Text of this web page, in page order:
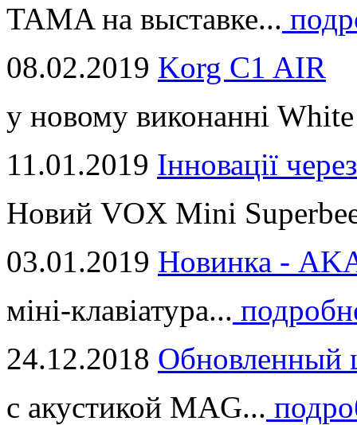
TAMA на выставке...
08.02.2019 Korg C1 AIR
у новому виконанні
11.01.2019 Інновації
Новий VOX Mini
03.01.2019 Новинка -
міні-клавіатура...
24.12.2018 Обновленный
с акустикой MAG...